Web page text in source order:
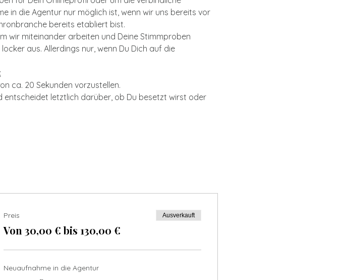
in die Agentur nur möglich ist, wenn wir uns bereits vor
bereits etabliert bist.
wir miteinander arbeiten und Deine Stimmproben
aus. Allerdings nur, wenn Du Dich auf die
ca. 20 Sekunden vorzustellen.
entscheidet letztlich darüber, ob Du besetzt wirst oder
Preis
Von 30,00 € bis 130,00 €
Ausverkauft
Neuaufnahme in die Agentur